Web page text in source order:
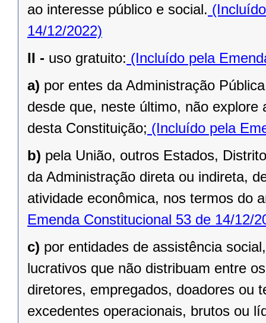
ao interesse público e social.
14/12/2022)
II - uso gratuito: (Incluído pela
a) por entes da Administração
desde que, neste último, não
desta Constituição; (Incluído pela
b) pela União, outros Estados,
da Administração direta ou indireta,
atividade econômica, nos termos do
Emenda Constitucional 53 de 14/12/
c) por entidades de assistência
lucrativos que não distribuam entre
diretores, empregados, doadores ou
excedentes operacionais, brutos ou